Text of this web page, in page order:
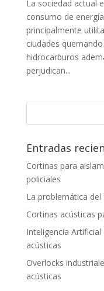
La sociedad actual
consumo de
principalmente
ciudades
hidrocarburos
perjudican...
Entradas
Cortinas para
policiales
La problemática del
Cortinas acústicas
Inteligencia
acústicas
Overlocks
acústicas